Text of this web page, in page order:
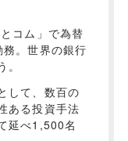
コム」で為替
。世界の銀行
して、数百の
ある投資手法
延べ1,500名